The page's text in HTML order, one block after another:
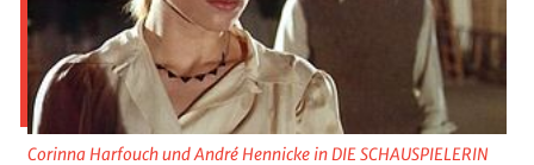
Corinna Harfouch und André Hennicke in DIE SCHAUSPIELERIN